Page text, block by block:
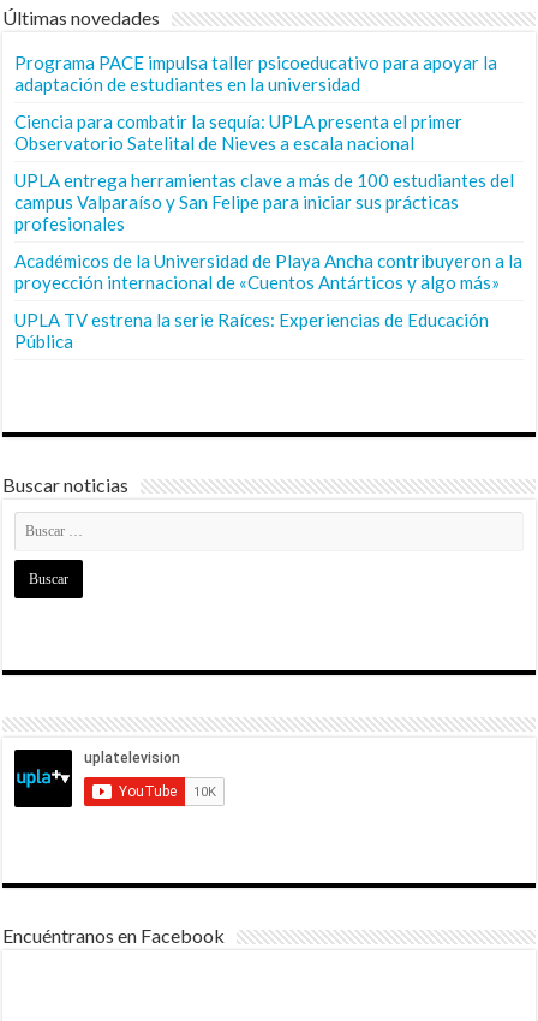
Últimas novedades
Programa PACE impulsa taller psicoeducativo para apoyar la
adaptación de estudiantes en la universidad
Ciencia para combatir la sequía: UPLA presenta el primer
Observatorio Satelital de Nieves a escala nacional
UPLA entrega herramientas clave a más de 100 estudiantes del
campus Valparaíso y San Felipe para iniciar sus prácticas
profesionales
Académicos de la Universidad de Playa Ancha contribuyeron a la
proyección internacional de «Cuentos Antárticos y algo más»
UPLA TV estrena la serie Raíces: Experiencias de Educación
Pública
Buscar noticias
Encuéntranos en Facebook